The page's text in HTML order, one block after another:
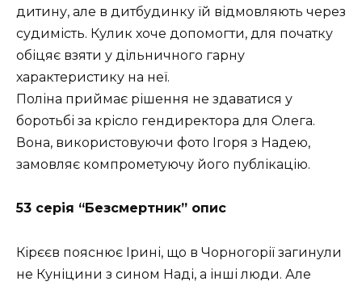
дитину, але в дитбудинку їй відмовляють через
судимість. Кулик хоче допомогти, для початку
обіцяє взяти у дільничного гарну
характеристику на неї.
Поліна приймає рішення не здаватися у
боротьбі за крісло гендиректора для Олега.
Вона, використовуючи фото Ігоря з Надею,
замовляє компрометуючу його публікацію.
53 серія “Безсмертник” опис
Кірєєв пояснює Ірині, що в Чорногорії загинули
не Куніцини з сином Наді, а інші люди. Але